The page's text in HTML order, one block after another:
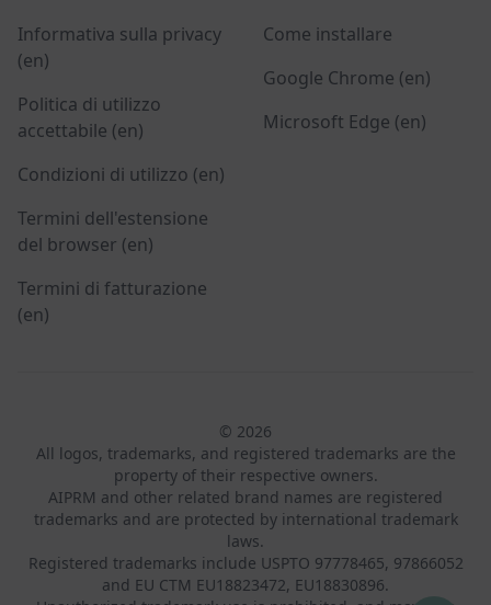
Informativa sulla privacy
(en)
Politica di utilizzo
accettabile (en)
Condizioni di utilizzo (en)
Termini dell'estensione
del browser (en)
Termini di fatturazione
(en)
Come installare
Google Chrome (en)
Microsoft Edge (en)
© 2026
All logos, trademarks, and registered trademarks are the
property of their respective owners.
AIPRM and other related brand names are registered
trademarks and are protected by international trademark
laws.
Registered trademarks include USPTO 97778465, 97866052
and EU CTM EU18823472, EU18830896.